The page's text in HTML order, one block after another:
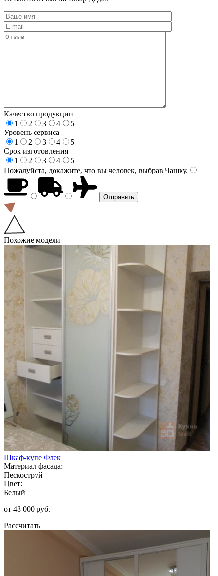
Качество продукции
1
2 3 4
5
Уровень сервиса
1
2 3 4
5
Срок изготовления
1
2 3 4
5
Пожалуйста, докажите, что вы человек, выбрав Чашку.
Похожие модели
Шкаф-купе Флек
Материал фасада:
Пескоструй
Цвет:
Белый
от 48 000 руб.
Рассчитать